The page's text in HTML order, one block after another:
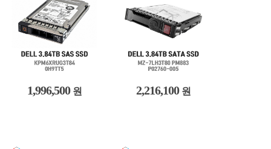
1,996,500 원 2,216,100 원